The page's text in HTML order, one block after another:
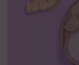
Wasser,